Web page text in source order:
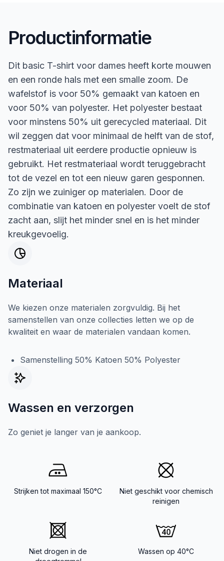
Productinformatie
Dit basic T-shirt voor dames heeft korte mouwen
en een ronde hals met een smalle zoom. De
wafelstof is voor 50% gemaakt van katoen en
voor 50% van polyester. Het polyester bestaat
voor minstens 50% uit gerecycled materiaal. Dit
wil zeggen dat voor minimaal de helft van de stof,
restmateriaal uit eerdere productie opnieuw is
gebruikt. Het restmateriaal wordt teruggebracht
tot de vezel en tot een nieuw garen gesponnen.
Zo zijn we zuiniger op materialen. Door de
combinatie van katoen en polyester voelt de stof
zacht aan, slijt het minder snel en is het minder
kreukgevoelig.
Materiaal
We kiezen onze materialen zorgvuldig. Bij het
samenstellen van onze collecties letten we op de
kwaliteit en waar de materialen vandaan komen.
Samenstelling 50% Katoen 50% Polyester
Wassen en verzorgen
Zo geniet je langer van je aankoop.
Strijken tot maximaal 150°C
Niet geschikt voor chemisch
reinigen
Niet drogen in de
Wassen op 40°C